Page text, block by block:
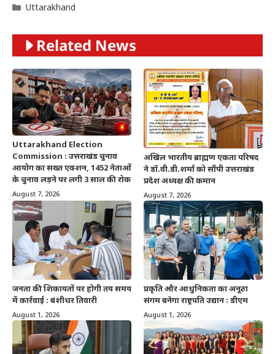
Categories
Uttarakhand
Related News
Uttarakhand Election
Commission : उत्तराखंड चुनाव
आयोग का सख्त एक्शन, 1452 नेताओं
के चुनाव लड़ने पर लगी 3 साल की रोक
August 7, 2026
अखिल भारतीय ब्राह्मण एकता परिषद
ने डॉ.वी.डी.शर्मा को सौंपी उत्तराखंड
प्रदेश अध्यक्ष की कमान
August 7, 2026
जनता की शिकायतों पर होगी तय समय
में कार्रवाई : बंशीधर तिवारी
August 1, 2026
प्रकृति और आधुनिकता का अनूठा
संगम बनेगा राष्ट्रपति उद्यान : डीएम
August 1, 2026